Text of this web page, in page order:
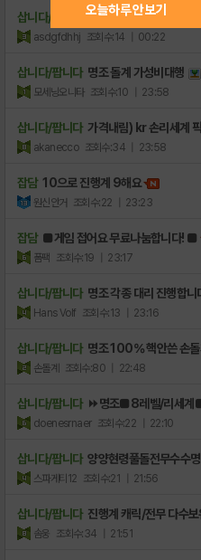
삽니다/팝니다 진행계 판매합니다. 젠니
asdgfdhhj 조회수:14 | 00:22
삽니다/팝니다 명조 돌계 가성비대행
모세닝오니타 조회수:10 | 23:58
삽니다/팝니다 가격내림) kr 손리세계
akanecco 조회수:34 | 23:58
잡담 10으로 진행계 9해요
원신안거 조회수:22 | 23:23
잡담 ■게임 접어요 무료나눔합니다! ■
폼팩 조회수:19 | 23:17
삽니다/팝니다 명조 각종 대리 진행합니
Hans Volf 조회수:13 | 23:16
삽니다/팝니다 명조 100% 핵안쓴 손돌
손돌계 조회수:80 | 22:48
삽니다/팝니다 ⏩명조■8레벨/리세계
doenesrnaer 조회수:22 | 22:10
삽니다/팝니다 양양현령풀돌전무수수
스파게티12 조회수:21 | 21:56
삽니다/팝니다 진행계 캐릭/전무 다수
솜웅 조회수:34 | 21:51
오늘하루 안보기